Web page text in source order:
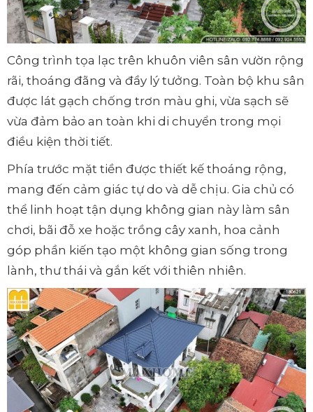
Công trình tọa lạc trên khuôn viên sân vườn rộng
rãi, thoáng đãng và đầy lý tưởng. Toàn bộ khu sân
được lát gạch chống trơn màu ghi, vừa sạch sẽ
vừa đảm bảo an toàn khi di chuyển trong mọi
điều kiện thời tiết.
Phía trước mặt tiền được thiết kế thoáng rộng,
mang đến cảm giác tự do và dễ chịu. Gia chủ có
thể linh hoạt tận dụng không gian này làm sân
chơi, bãi đỗ xe hoặc trồng cây xanh, hoa cảnh
góp phần kiến tạo một không gian sống trong
lành, thư thái và gắn kết với thiên nhiên.